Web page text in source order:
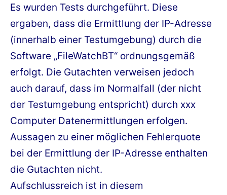
Es wurden Tests durchgeführt. Diese
ergaben, dass die Ermittlung der IP-Adresse
(innerhalb einer Testumgebung) durch die
Software „FileWatchBT“ ordnungsgemäß
erfolgt. Die Gutachten verweisen jedoch
auch darauf, dass im Normalfall (der nicht
der Testumgebung entspricht) durch xxx
Computer Datenermittlungen erfolgen.
Aussagen zu einer möglichen Fehlerquote
bei der Ermittlung der IP-Adresse enthalten
die Gutachten nicht.
Aufschlussreich ist in diesem